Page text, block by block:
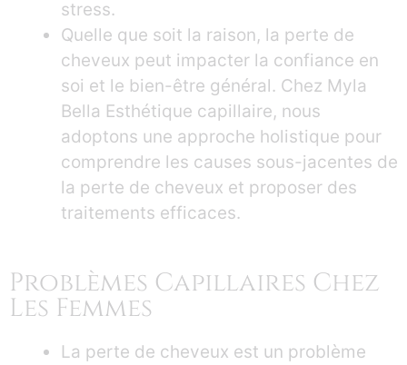
stress.
Quelle que soit la raison, la perte de
cheveux peut impacter la confiance en
soi et le bien-être général. Chez Myla
Bella Esthétique capillaire, nous
adoptons une approche holistique pour
comprendre les causes sous-jacentes de
la perte de cheveux et proposer des
traitements efficaces.
Problèmes Capillaires Chez
Les Femmes
La perte de cheveux est un problème